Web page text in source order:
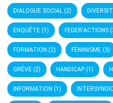
DIALOGUE SOCIAL (2)
ENQUÊTE (1) FEDER'ACTIONS
FORMATION (2) FÉMINISME (3)
GRÉVE (2) HANDICAP (1)
INFORMATION (1)